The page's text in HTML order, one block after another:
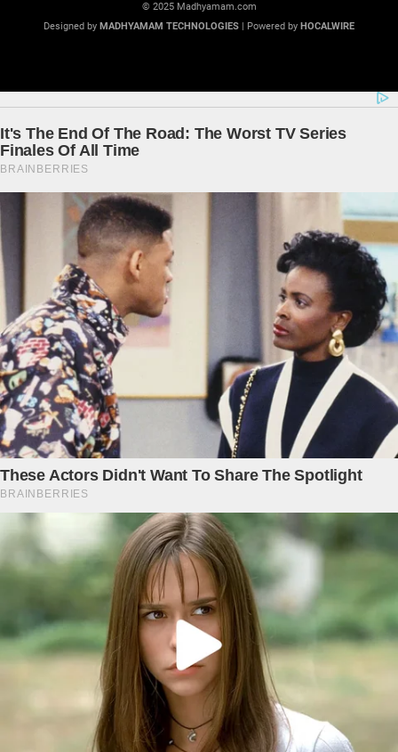
© 2025 Madhyamam.com
Designed by MADHYAMAM TECHNOLOGIES | Powered by HOCALWIRE